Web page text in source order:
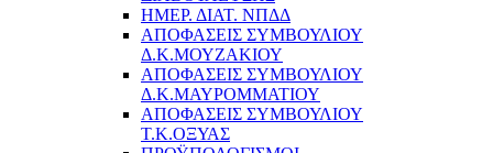
ΗΜΕΡ. ΔΙΑΤ. ΝΠΔΔ
ΑΠΟΦΑΣΕΙΣ ΣΥΜΒΟΥΛΙΟΥ
Δ.Κ.ΜΟΥΖΑΚΙΟΥ
ΑΠΟΦΑΣΕΙΣ ΣΥΜΒΟΥΛΙΟΥ
Δ.Κ.ΜΑΥΡΟΜΜΑΤΙΟΥ
ΑΠΟΦΑΣΕΙΣ ΣΥΜΒΟΥΛΙΟΥ
Τ.Κ.ΟΞΥΑΣ